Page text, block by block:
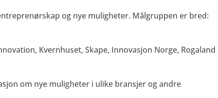
og nye muligheter. Målgruppen er bred:
Kvernhuset, Skape, Innovasjon Norge, Rogaland
om nye muligheter i ulike bransjer og andre